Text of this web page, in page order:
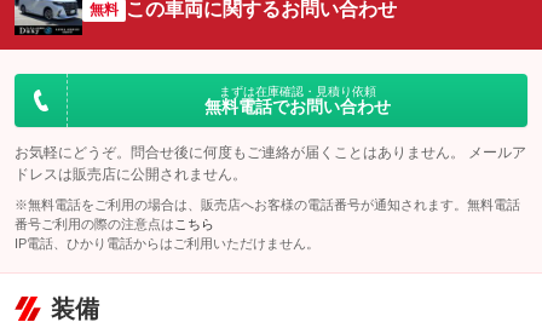
無料 この車両に関するお問い合わせ
まずは在庫確認・見積り依頼
無料電話でお問い合わせ
お気軽にどうぞ。問合せ後に何度もご連絡が届くことはありません。 メールア
ドレスは販売店に公開されません。
※無料電話をご利用の場合は、販売店へお客様の電話番号が通知されます。無料電話
番号ご利用の際の注意点は こちら
IP電話、ひかり電話からはご利用いただけません。
装備